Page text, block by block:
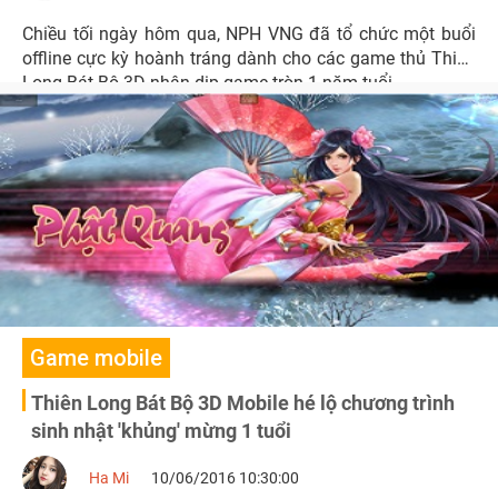
Chiều tối ngày hôm qua, NPH VNG đã tổ chức một buổi
offline cực kỳ hoành tráng dành cho các game thủ Thiên
Long Bát Bộ 3D nhân dịp game tròn 1 năm tuổi.
Game mobile
Thiên Long Bát Bộ 3D Mobile hé lộ chương trình
sinh nhật 'khủng' mừng 1 tuổi
Ha Mi 10/06/2016 10:30:00